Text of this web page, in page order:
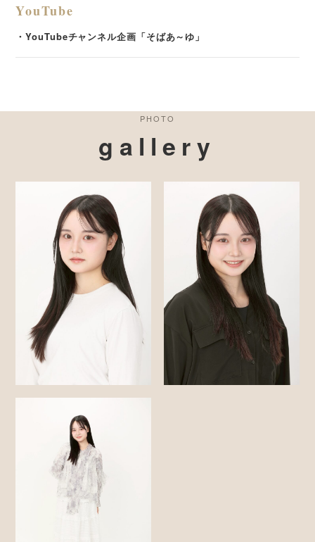
YouTube
・YouTubeチャンネル企画「そばあ～ゆ」
PHOTO
gallery